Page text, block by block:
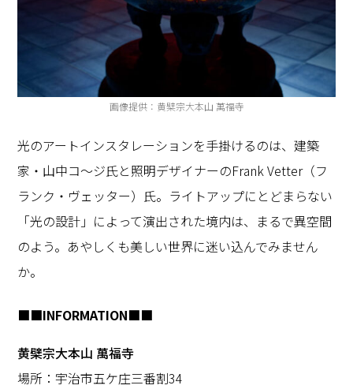
画像提供：黄檗宗大本山 萬福寺
光のアートインスタレーションを手掛けるのは、建築
家・山中コ～ジ氏と照明デザイナーのFrank Vetter（フ
ランク・ヴェッター）氏。ライトアップにとどまらない
「光の設計」によって演出された境内は、まるで異空間
のよう。あやしくも美しい世界に迷い込んでみません
か。
■■INFORMATION■■
黄檗宗大本山 萬福寺
場所：宇治市五ケ庄三番割34